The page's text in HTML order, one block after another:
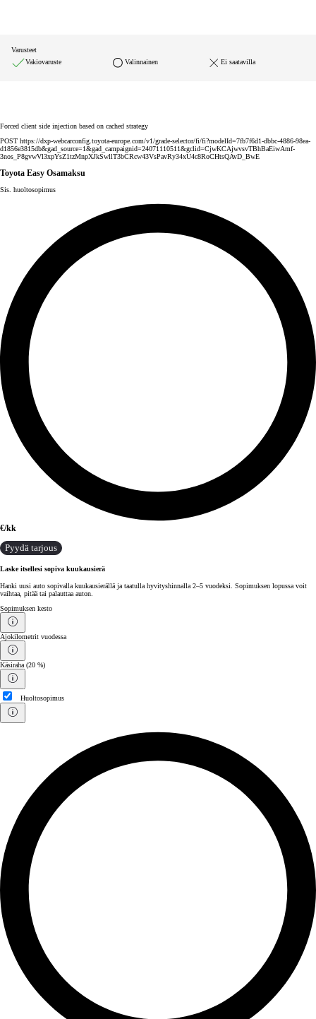
Varusteet
Vakiovaruste
Valinnainen Ei saatavilla
Forced client side injection based on cached strategy
POST https://dxp-webcarconfig.toyota-europe.com/v1/grade-selector/fi/fi?modelId=7fb7f6d1-dbbc-4886-98ea-
d1856e3815db&gad_source=1&gad_campaignid=24071110511&gclid=CjwKCAjwvsvTBhBaEiwAmf-
3nos_P8gvwVl3xpYsZ1tzMnpXJkSwllT3bCRcw43VsPavRy34xU4c8RoCHtsQAvD_BwE
Toyota Easy Osamaksu
Sis. huoltosopimus
€/kk
Pyydä tarjous
Laske itsellesi sopiva kuukausierä
Hanki uusi auto sopivalla kuukausierällä ja taatulla hyvityshinnalla 2–5 vuodeksi. Sopimuksen lopussa voit
vaihtaa, pitää tai palauttaa auton.
Sopimuksen kesto
Ajokilometrit vuodessa
Käsiraha (20 %)
Huoltosopimus